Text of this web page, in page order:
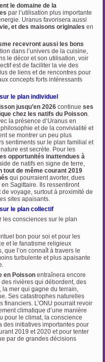
le domaine de la
par l’utilisation plus importante
Uranus favorisera aussi
et des maisons originales en
recevront aussi les bons
dans l’univers de la cuisine,
le décor et son utilisation, voir
est de faciliter la vie des
de liens et de rencontres pour
concepts forts intéressants
le plan individuel
jusqu’en 2026 continueses
chez les natifs du Poisson.
la présence d’Uranus en
et de la convivialité et
se montrer un peu plus
sentiments sur le plan familial et
est secrète. Pour les
opportunités inattendues à
de natifs en signe de terre,
tout de même courant 2019
qui pourraient avorter, dues
Sagittaire. Ils ressentiront
voyage, surtout à proximité de
sites apaisants.
sur le plan collectif
les consciences sur le plan
bon pour soi et pour les
et le fanatisme religieux
que l’on connaît à travers le
turbulente et plus apaisante
en Poisson entraînera encore
rivières qui débordent, des
la mer qui gagne du terrain,
Ses catastrophes naturelles
financiers. L’ONU pourrait revoir
climatique d’une manière
pour le climat, la conscience
des initiatives importantes pour
2019 et 2020 et pour tenter
par de grandes décisions